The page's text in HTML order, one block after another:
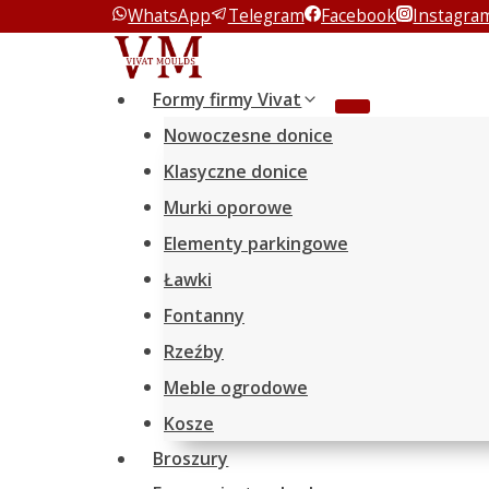
WhatsApp Telegram Facebook
Formy firmy Vivat
Nowoczesne donice
Klasyczne donice
Murki oporowe
Elementy parkingowe
Ławki
Fontanny
Rzeźby
Meble ogrodowe
Kosze
Broszury